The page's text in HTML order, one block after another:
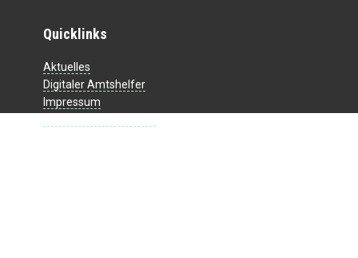
Quicklinks
Aktuelles
Digitaler Amtshelfer
Impressum